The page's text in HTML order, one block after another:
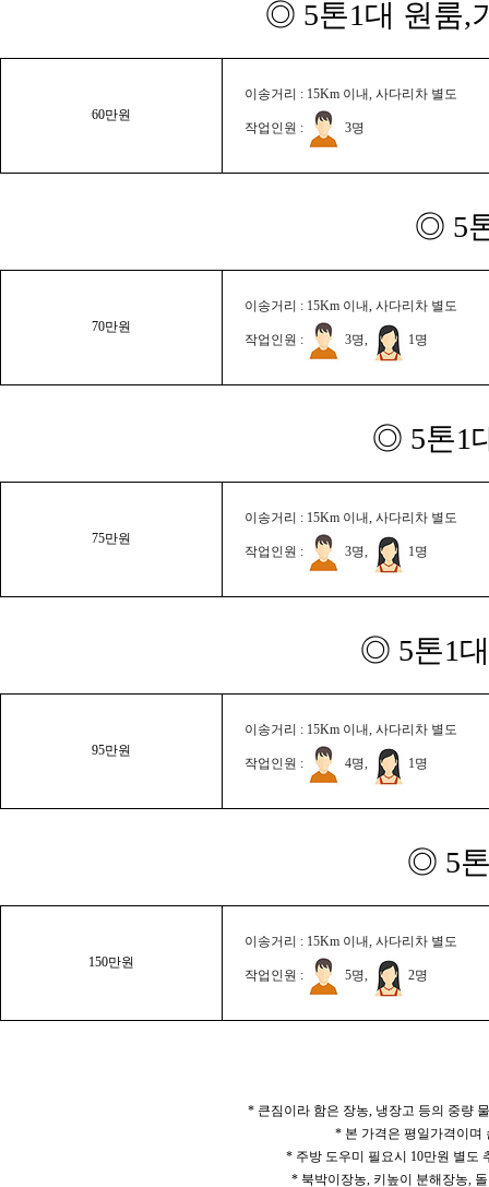
◎ 5톤1대 원룸,
60만원
이송거리 : 15Km 이내, 사다리차 별도
작업인원 : 3명
◎ 5
70만원
이송거리 : 15Km 이내, 사다리차 별도
작업인원 : 3명, 1명
◎ 5톤1
75만원
이송거리 : 15Km 이내, 사다리차 별도
작업인원 : 3명, 1명
◎ 5톤1
95만원
이송거리 : 15Km 이내, 사다리차 별도
작업인원 : 4명, 1명
◎ 5
150만원
이송거리 : 15Km 이내, 사다리차 별도
작업인원 : 5명, 2명
* 큰짐이라 함은 장농, 냉장고 등의 중량
* 본 가격은 평일가격이며
* 주방 도우미 필요시 10만원 별도
* 북박이장농, 키높이 분해장농,